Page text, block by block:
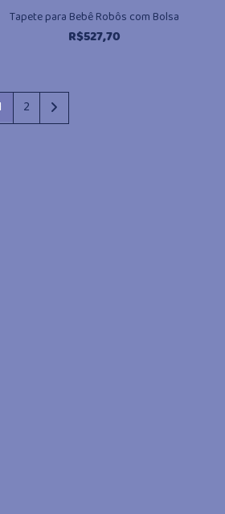
Tapete para Bebê Robôs com Bolsa
R$527,70
2